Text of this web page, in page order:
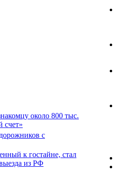
около 800 тыс.
счет»
с
к гостайне, стал
из РФ